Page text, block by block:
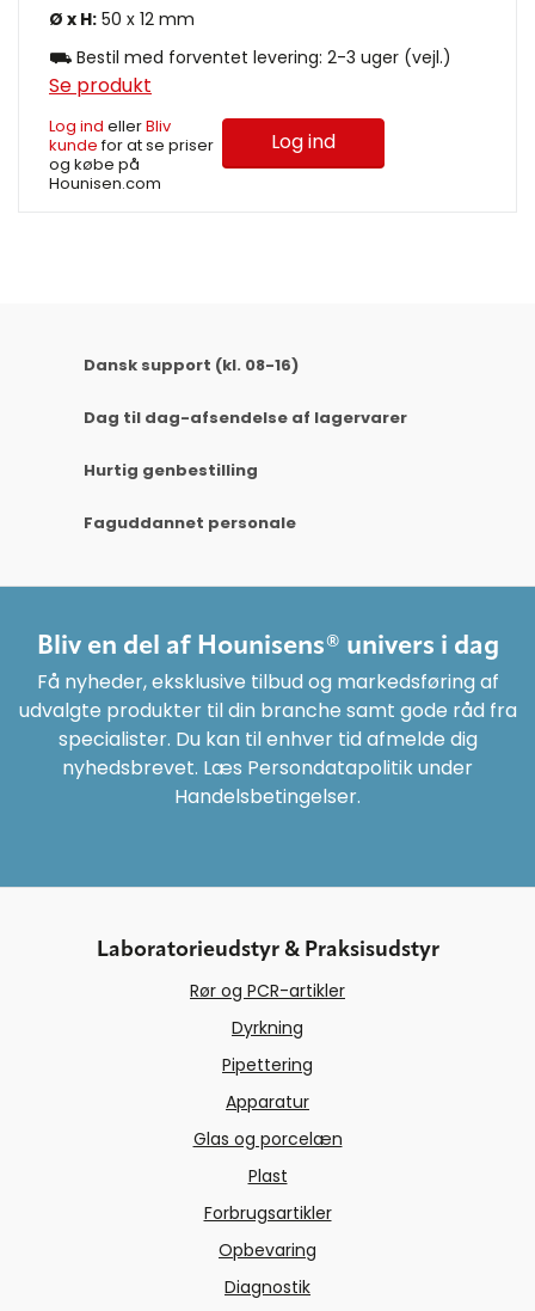
Ø x H: 50 x 12 mm
⛟ Bestil med forventet levering: 2-3 uger (vejl.)
Se produkt
Log ind ellerBliv
kundefor at se priser
og købe på
Hounisen.com
Log ind
Dansk support (kl. 08-16)
Dag til dag-afsendelse af lagervarer
Hurtig genbestilling
Faguddannet personale
Bliv en del af Hounisens® univers i dag
Få nyheder, eksklusive tilbud og markedsføring af
udvalgte produkter til din branche samt gode råd fra
specialister. Du kan til enhver tid afmelde dig
nyhedsbrevet. Læs Persondatapolitik under
Handelsbetingelser.
Laboratorieudstyr & Praksisudstyr
Rør og PCR-artikler
Dyrkning
Pipettering
Apparatur
Glas og porcelæn
Plast
Forbrugsartikler
Opbevaring
Diagnostik